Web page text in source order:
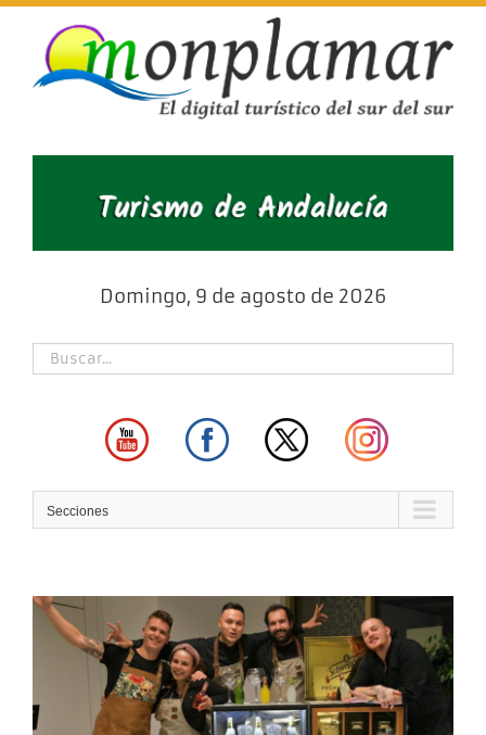
Skip
content
Domingo, 9 de agosto de 2026
Secciones